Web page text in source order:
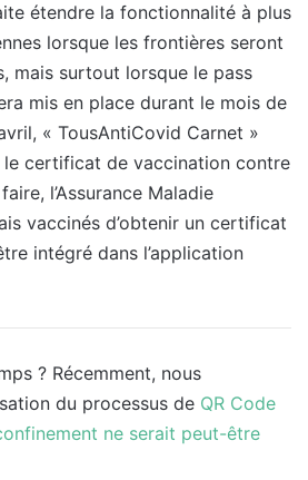
étendre la fonctionnalité à plus
lorsque les frontières seront
mais surtout lorsque le pass
mis en place durant le mois de
« TousAntiCovid Carnet »
le certificat de vaccination contre
l’Assurance Maladie
vaccinés d’obtenir un certificat
intégré dans l’application
? Récemment, nous
du processus de QR Code
ne serait peut-être